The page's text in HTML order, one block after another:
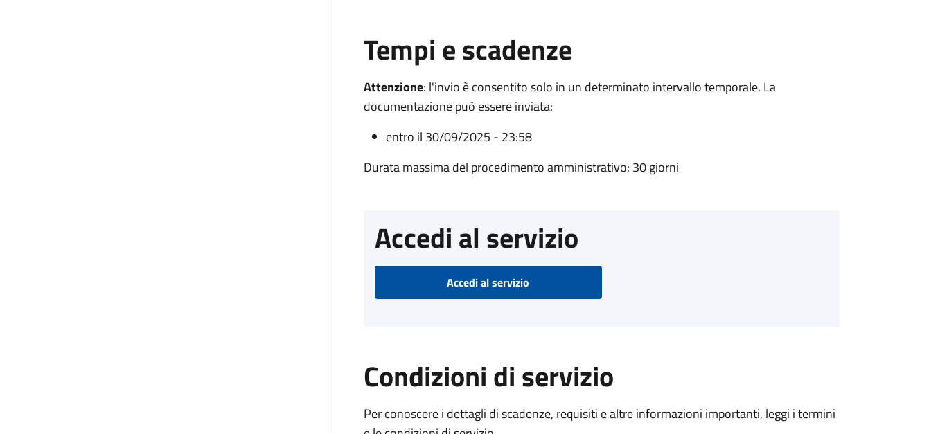
Tempi e scadenze
Attenzione: l'invio è consentito solo in un determinato intervallo temporale. La
documentazione può essere inviata:
entro il 30/09/2025 - 23:58
Durata massima del procedimento amministrativo: 30 giorni
Accedi al servizio
Accedi al servizio
Condizioni di servizio
Per conoscere i dettagli di scadenze, requisiti e altre informazioni importanti, leggi i termini